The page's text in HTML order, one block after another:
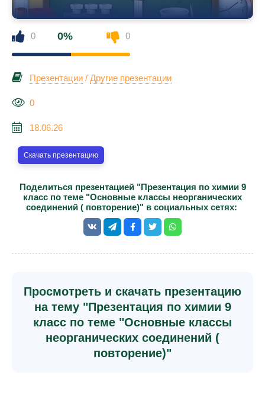
0 0% 0
Презентации / Другие презентации
0
18.06.26
Скачать презентацию
Поделиться презентацией "Презентация по химии 9
класс по теме "Основные классы неорганических
соединений ( повторение)" в социальных сетях:
Просмотреть и скачать презентацию
на тему "Презентация по химии 9
класс по теме "Основные классы
неорганических соединений (
повторение)"